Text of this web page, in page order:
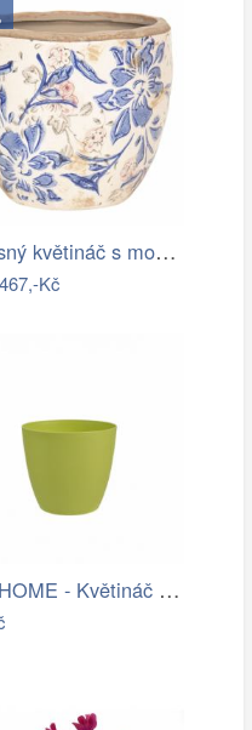
Okrasný květináč s modrými květy - Ø 18…
Kč
PROHOME - Květináč dekorační ELLA 15cm…